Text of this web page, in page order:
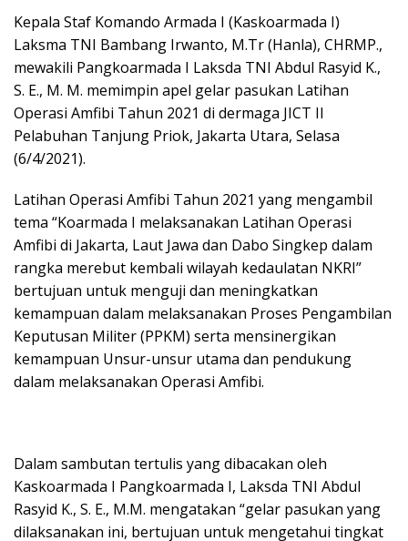
Kepala Staf Komando Armada I (Kaskoarmada I)
Laksma TNI Bambang Irwanto, M.Tr (Hanla), CHRMP.,
mewakili Pangkoarmada I Laksda TNI Abdul Rasyid K.,
S. E., M. M. memimpin apel gelar pasukan Latihan
Operasi Amfibi Tahun 2021 di dermaga JICT II
Pelabuhan Tanjung Priok, Jakarta Utara, Selasa
(6/4/2021).
Latihan Operasi Amfibi Tahun 2021 yang mengambil
tema “Koarmada I melaksanakan Latihan Operasi
Amfibi di Jakarta, Laut Jawa dan Dabo Singkep dalam
rangka merebut kembali wilayah kedaulatan NKRI”
bertujuan untuk menguji dan meningkatkan
kemampuan dalam melaksanakan Proses Pengambilan
Keputusan Militer (PPKM) serta mensinergikan
kemampuan Unsur-unsur utama dan pendukung
dalam melaksanakan Operasi Amfibi.
Dalam sambutan tertulis yang dibacakan oleh
Kaskoarmada I Pangkoarmada I, Laksda TNI Abdul
Rasyid K., S. E., M.M. mengatakan “gelar pasukan yang
dilaksanakan ini, bertujuan untuk mengetahui tingkat